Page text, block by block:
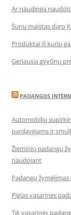
Ar naudinga
Šunų maistas daro
Produktai iš kurių
Geriausia gyvūnų
PADANGOS
Automobilių
pardavėjams ir
Žieminių padangų
naudojant
Padangų
Pigias vasarines
Tik vasarinės